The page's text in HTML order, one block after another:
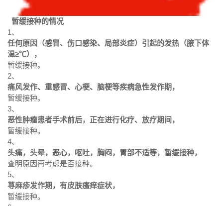
暂缓接种的情况
1、
任何原因（感冒、伤口感染、局部炎症）引起的发热（腋下体
温≥℃），
暂缓接种。
2、
痛风发作、重感冒、心梗、脑梗等疾病急性发作期，
暂缓接种。
3、
恶性肿瘤患者手术前后，正在进行化疗、放疗期间，
暂缓接种。
4、
头痛，头晕，恶心，呕吐，胸闷，胃部不适等，暂缓接种，
查明原因再考虑是否接种。
5、
荨麻疹发作期，有皮肤瘙痒症状，
暂缓接种。